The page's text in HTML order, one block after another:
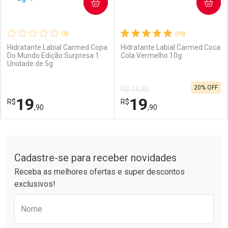
(0)
Hidratante Labial Carmed Copa
Do Mundo Edição Surpresa 1
Unidade de 5g
R$19,90
COMPRAR
Laboratório
Por Menos
(10)
Hidratante Labial Carmed Coca
Cola Vermelho 10g
R$ 24,90
R$19,90
20% OFF
COMPRAR
Laboratório
Por Menos
Cadastre-se para receber novidades
Receba as melhores ofertas e super descontos
exclusivos!
Nome